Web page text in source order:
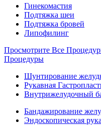
Гинекомастия
Подтяжка шеи
Подтяжка бровей
Липофилинг
Просмотрите Все
Процедуры
Шунтирование
Рукавная
Внутрижелудочный
Бандажирование
Эндоскопическая